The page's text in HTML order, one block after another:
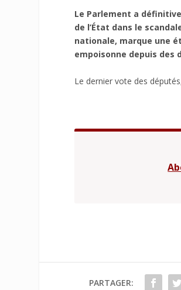
Le Parlement a
de l’État dans le
nationale, marque une
empoisonne depuis des
Le dernier vote des
PARTAGER: